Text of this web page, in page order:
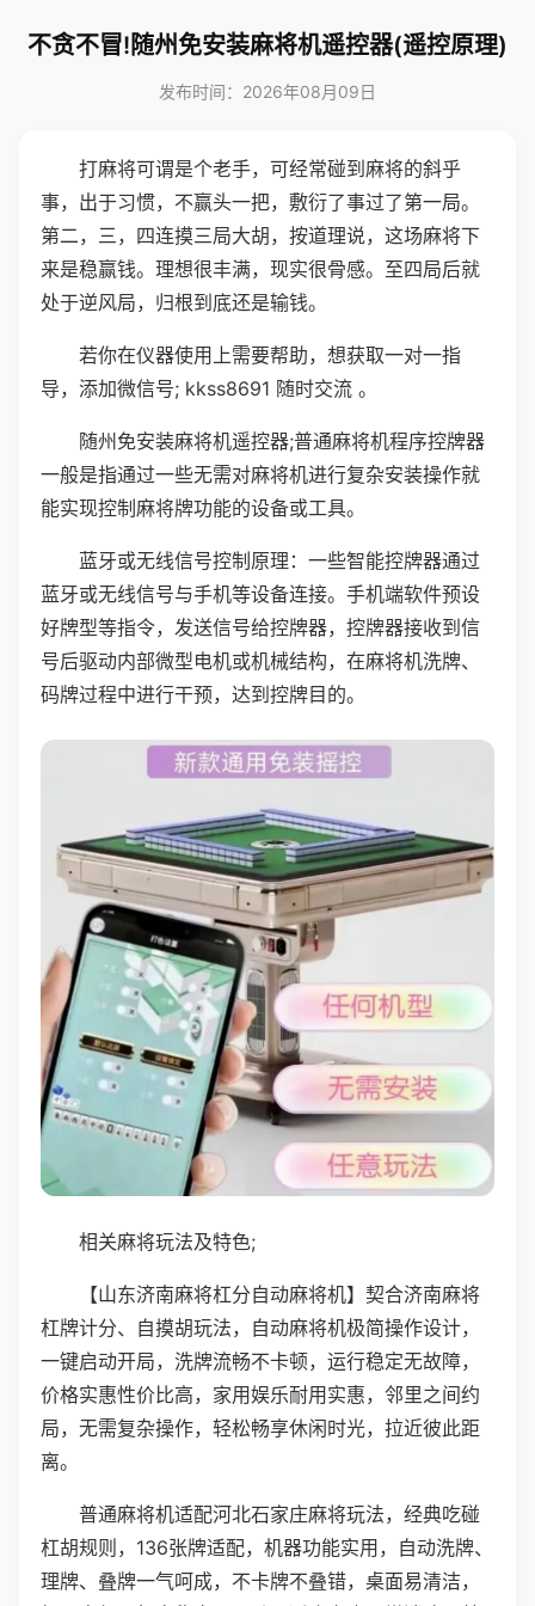
不贪不冒!随州免安装麻将机遥控器(遥控原理)
发布时间：2026年08月09日
打麻将可谓是个老手，可经常碰到麻将的斜乎
事，出于习惯，不赢头一把，敷衍了事过了第一局。
第二，三，四连摸三局大胡，按道理说，这场麻将下
来是稳赢钱。理想很丰满，现实很骨感。至四局后就
处于逆风局，归根到底还是输钱。
若你在仪器使用上需要帮助，想获取一对一指
导，添加微信号; kkss8691 随时交流 。
随州免安装麻将机遥控器;普通麻将机程序控牌器
一般是指通过一些无需对麻将机进行复杂安装操作就
能实现控制麻将牌功能的设备或工具。
蓝牙或无线信号控制原理：一些智能控牌器通过
蓝牙或无线信号与手机等设备连接。手机端软件预设
好牌型等指令，发送信号给控牌器，控牌器接收到信
号后驱动内部微型电机或机械结构，在麻将机洗牌、
码牌过程中进行干预，达到控牌目的。
相关麻将玩法及特色;
【山东济南麻将杠分自动麻将机】契合济南麻将
杠牌计分、自摸胡玩法，自动麻将机极简操作设计，
一键启动开局，洗牌流畅不卡顿，运行稳定无故障，
价格实惠性价比高，家用娱乐耐用实惠，邻里之间约
局，无需复杂操作，轻松畅享休闲时光，拉近彼此距
离。
普通麻将机适配河北石家庄麻将玩法，经典吃碰
杠胡规则，136张牌适配，机器功能实用，自动洗牌、
理牌、叠牌一气呵成，不卡牌不叠错，桌面易清洁，